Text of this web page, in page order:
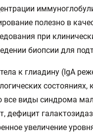
полезно в
при
биопсии для
к глиадину (IgА
все виды синдрома
дефицит
увеличение